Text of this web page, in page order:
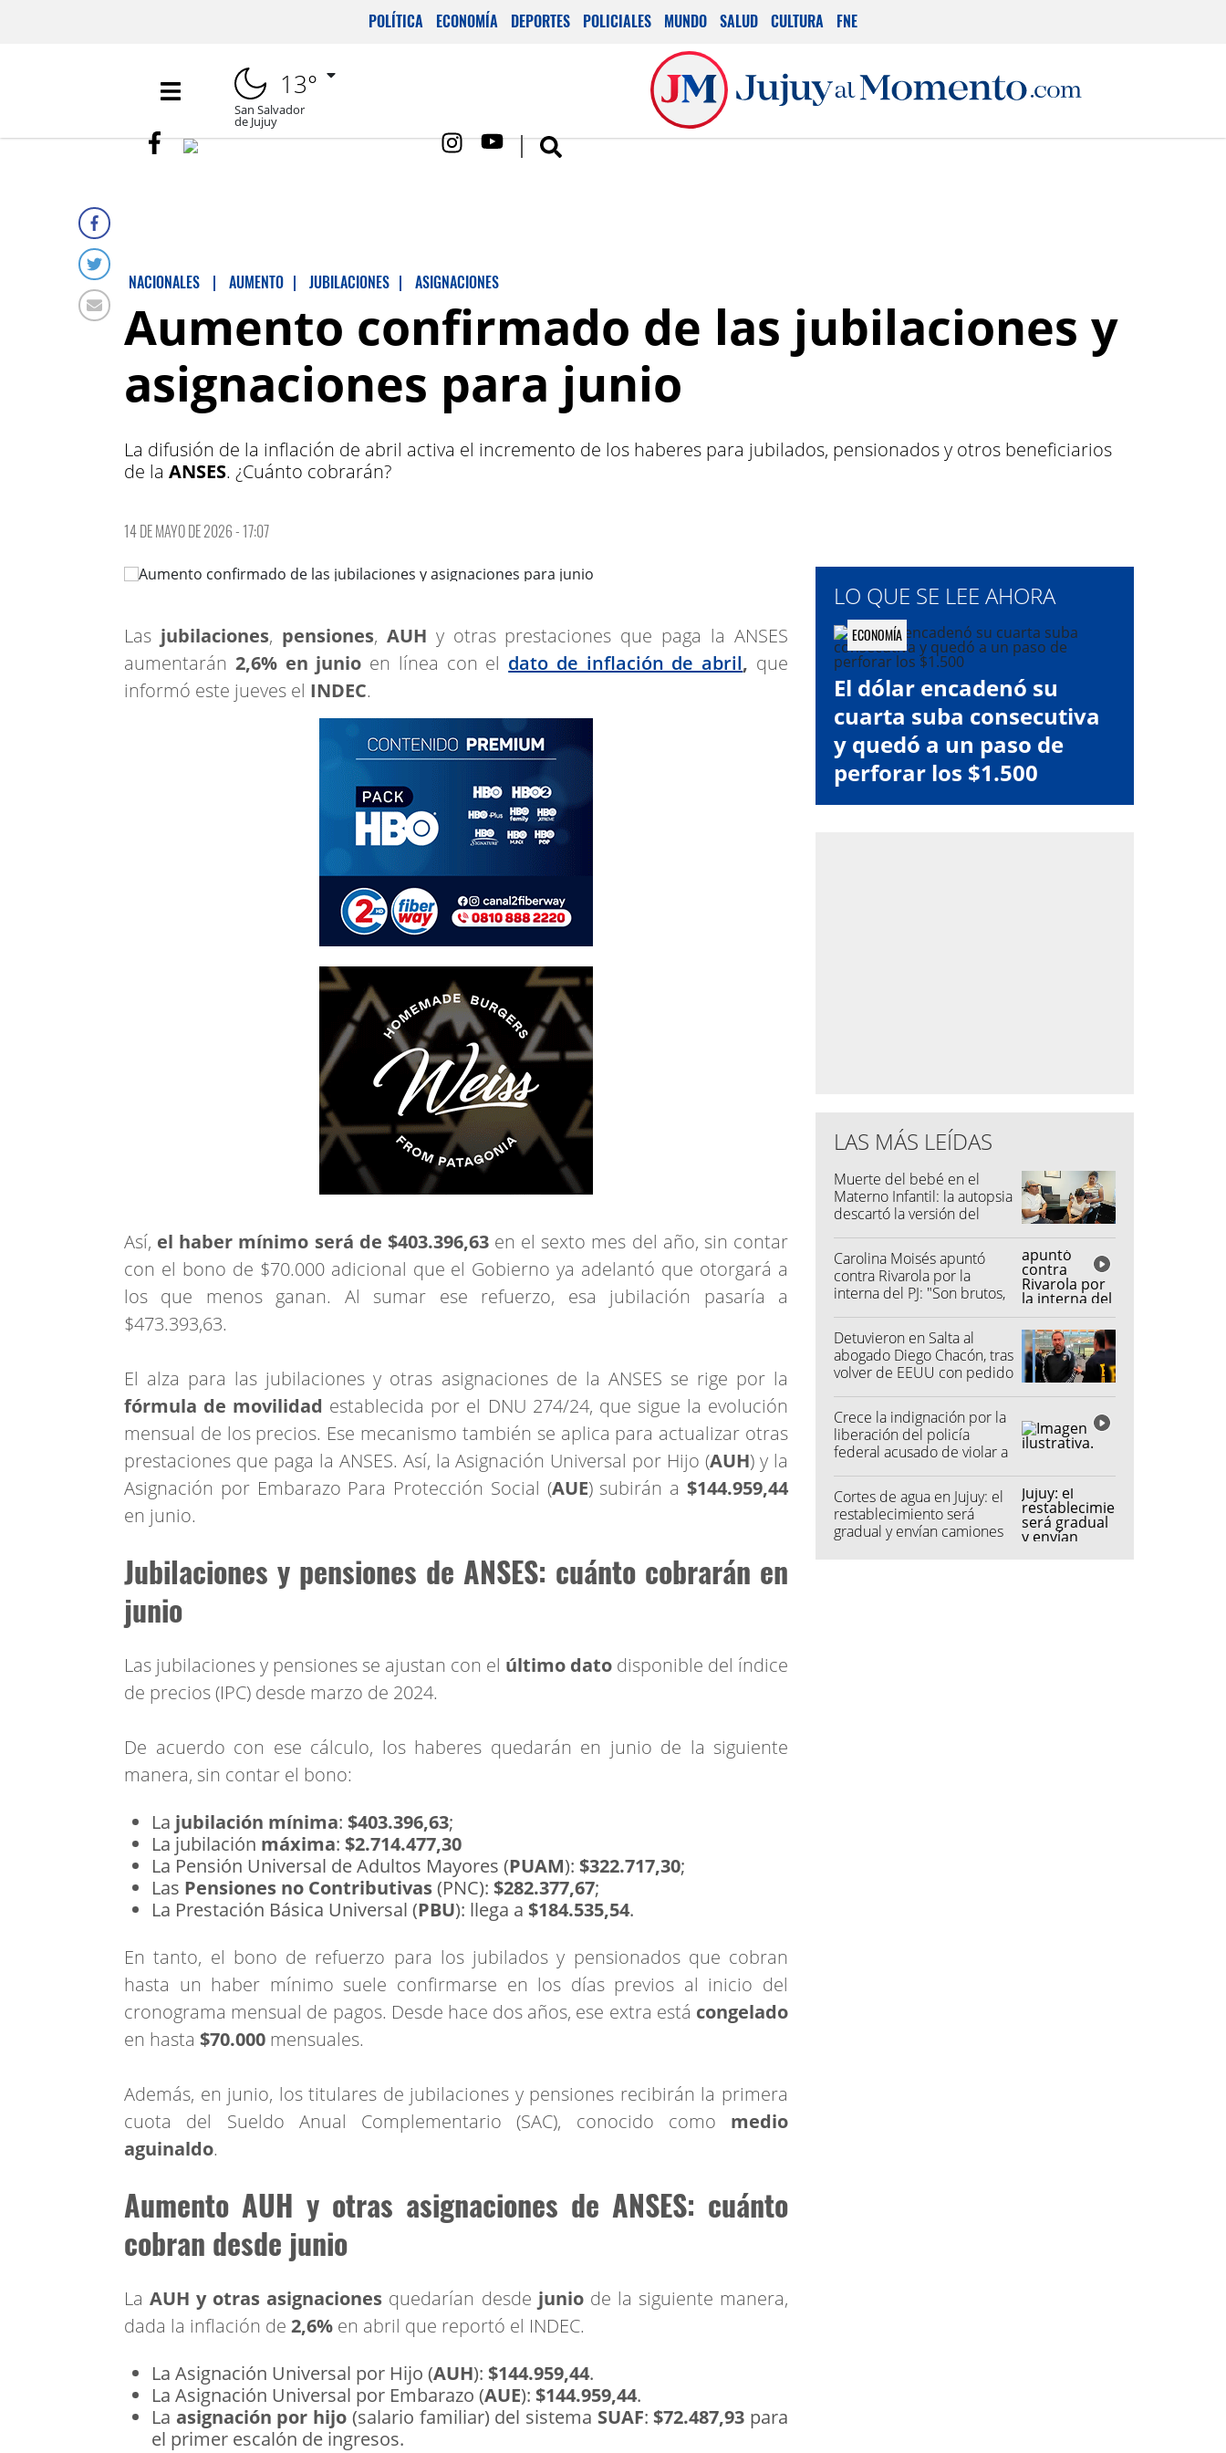
POLÍTICA ECONOMÍA DEPORTES POLICIALES MUNDO SALUD CULTURA FNE
13°
San Salvador
de Jujuy
NACIONALES | AUMENTO | JUBILACIONES | ASIGNACIONES
Aumento confirmado de las jubilaciones y
asignaciones para junio
La difusión de la inflación de abril activa el incremento de los haberes para jubilados, pensionados y otros beneficiarios
de la ANSES. ¿Cuánto cobrarán?
14 DE MAYO DE 2026 - 17:07
Las jubilaciones, pensiones, AUH y otras prestaciones que paga la ANSES
aumentarán 2,6% en junio en línea con el dato de inflación de abril, que
informó este jueves el INDEC.
Así, el haber mínimo será de $403.396,63 en el sexto mes del año, sin contar
con el bono de $70.000 adicional que el Gobierno ya adelantó que otorgará a
los que menos ganan. Al sumar ese refuerzo, esa jubilación pasaría a
$473.393,63.
El alza para las jubilaciones y otras asignaciones de la ANSES se rige por la
fórmula de movilidad establecida por el DNU 274/24, que sigue la evolución
mensual de los precios. Ese mecanismo también se aplica para actualizar otras
prestaciones que paga la ANSES. Así, la Asignación Universal por Hijo (AUH) y la
Asignación por Embarazo Para Protección Social (AUE) subirán a $144.959,44
en junio.
Jubilaciones y pensiones de ANSES: cuánto cobrarán en
junio
Las jubilaciones y pensiones se ajustan con el último dato disponible del índice
de precios (IPC) desde marzo de 2024.
De acuerdo con ese cálculo, los haberes quedarán en junio de la siguiente
manera, sin contar el bono:
La jubilación mínima: $403.396,63;
La jubilación máxima: $2.714.477,30
La Pensión Universal de Adultos Mayores (PUAM): $322.717,30;
Las Pensiones no Contributivas(PNC): $282.377,67;
La Prestación Básica Universal (PBU): llega a $184.535,54.
En tanto, el bono de refuerzo para los jubilados y pensionados que cobran
hasta un haber mínimo suele confirmarse en los días previos al inicio del
cronograma mensual de pagos. Desde hace dos años, ese extra está congelado
en hasta $70.000 mensuales.
Además, en junio, los titulares de jubilaciones y pensiones recibirán la primera
cuota del Sueldo Anual Complementario (SAC), conocido como medio
aguinaldo.
Aumento AUH y otras asignaciones de ANSES: cuánto
cobran desde junio
LaAUH y otras asignaciones quedarían desde junio de la siguiente manera,
dada la inflación de 2,6% en abril que reportó el INDEC.
La Asignación Universal por Hijo (AUH): $144.959,44.
La Asignación Universal por Embarazo (AUE): $144.959,44.
La asignación por hijo (salario familiar) del sistema SUAF: $72.487,93 para
el primer escalón de ingresos.
LO QUE SE LEE AHORA
ECONOMÍA
El dólar encadenó su
cuarta suba consecutiva
y quedó a un paso de
perforar los $1.500
LAS MÁS LEÍDAS
Muerte del bebé en el
Materno Infantil: la autopsia
descartó la versión del
Carolina Moisés apuntó
contra Rivarola por la
interna del PJ: "Son brutos,
Detuvieron en Salta al
abogado Diego Chacón, tras
volver de EEUU con pedido
Crece la indignación por la
liberación del policía
federal acusado de violar a
Cortes de agua en Jujuy: el
restablecimiento será
gradual y envían camiones